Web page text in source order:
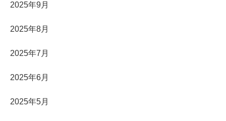
2025年9月
2025年8月
2025年7月
2025年6月
2025年5月